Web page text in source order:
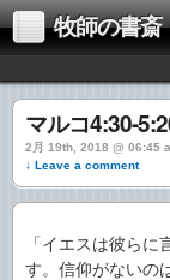
牧師の書斎
マルコ4:30-
2月 19th, 2018 @ 06:45
↓ Leave a comment
「イエスは彼ら
す。信仰がないの